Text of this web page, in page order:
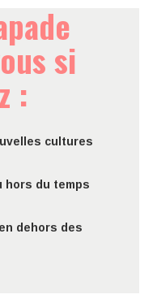
si
:
cultures
hors du temps
dehors des